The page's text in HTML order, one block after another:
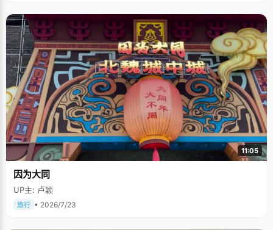
11:05
因为大同
UP主: 卢颖
旅行 • 2026/7/23